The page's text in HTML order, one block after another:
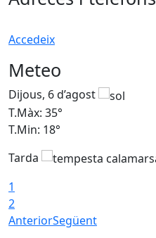
Accedeix
Meteo
Dijous, 6 d’agost
T.Màx: 35°
T.Min: 18°
Tarda
1
2
AnteriorSegüent